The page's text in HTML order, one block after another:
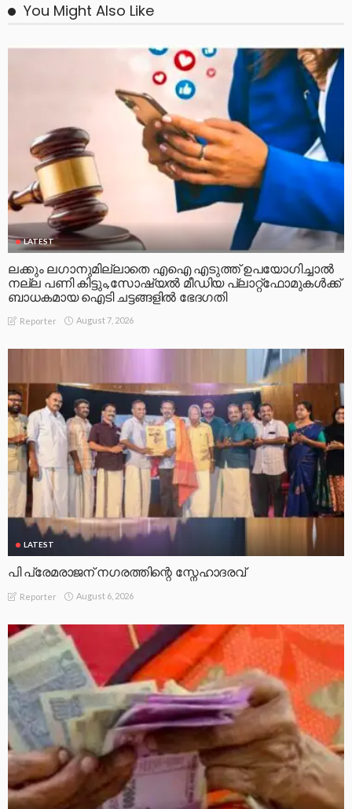
You Might Also Like
LATEST
ലക്കും ലഗാനുമില്ലാതെ എഐ എടുത്ത് ഉപയോഗിച്ചാല്‍
നല്ല പണി കിട്ടും,സോഷ്യല്‍ മീഡിയ പ്ലാറ്റ്‌ഫോമുകള്‍ക്ക്
ബാധകമായ ഐടി ചട്ടങ്ങളില്‍ ഭേദഗതി
Reporter August 7, 2026
LATEST
പി പ്രേമരാജന് നഗരത്തിന്റെ സ്നേഹാദരവ്
Reporter August 6, 2026